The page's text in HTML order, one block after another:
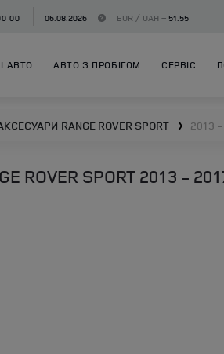
00 06.08.2026 EUR / UAH = 51.55
АВТО АВТО З ПРОБІГОМ СЕРВІС
RANGE ROVER SPORT ❯ 2013 -
ROVER SPORT 2013 -